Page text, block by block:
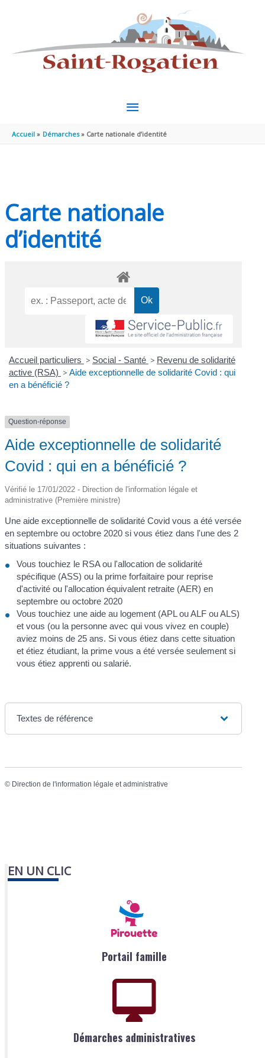
MENU
PRINCIPAL
Accueil Démarches Carte nationale d’identité
Carte nationale
d’identité
Accueil particuliers > Social - Santé > Revenu de solidarité
active (RSA) > Aide exceptionnelle de solidarité Covid : qui
en a bénéficié ?
Question-réponse
Aide exceptionnelle de solidarité
Covid : qui en a bénéficié ?
Vérifié le 17/01/2022 - Direction de l'information légale et
administrative (Première ministre)
Une aide exceptionnelle de solidarité Covid vous a été versée
en septembre ou octobre 2020 si vous étiez dans l'une des 2
situations suivantes :
Vous touchiez le RSA ou l'allocation de solidarité
spécifique (ASS) ou la prime forfaitaire pour reprise
d'activité ou l'allocation équivalent retraite (AER) en
septembre ou octobre 2020
Vous touchiez une aide au logement (APL ou ALF ou ALS)
et vous (ou la personne avec qui vous vivez en couple)
aviez moins de 25 ans. Si vous étiez dans cette situation
et étiez étudiant, la prime vous a été versée seulement si
vous étiez apprenti ou salarié.
Textes de référence
© Direction de l'information légale et administrative
EN UN CLIC
Portail famille
Démarches administratives